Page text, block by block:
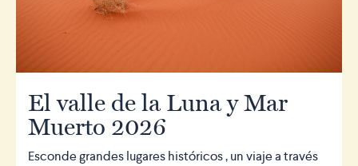
El valle de la Luna y Mar
Muerto 2026
Esconde grandes lugares históricos , un viaje a través